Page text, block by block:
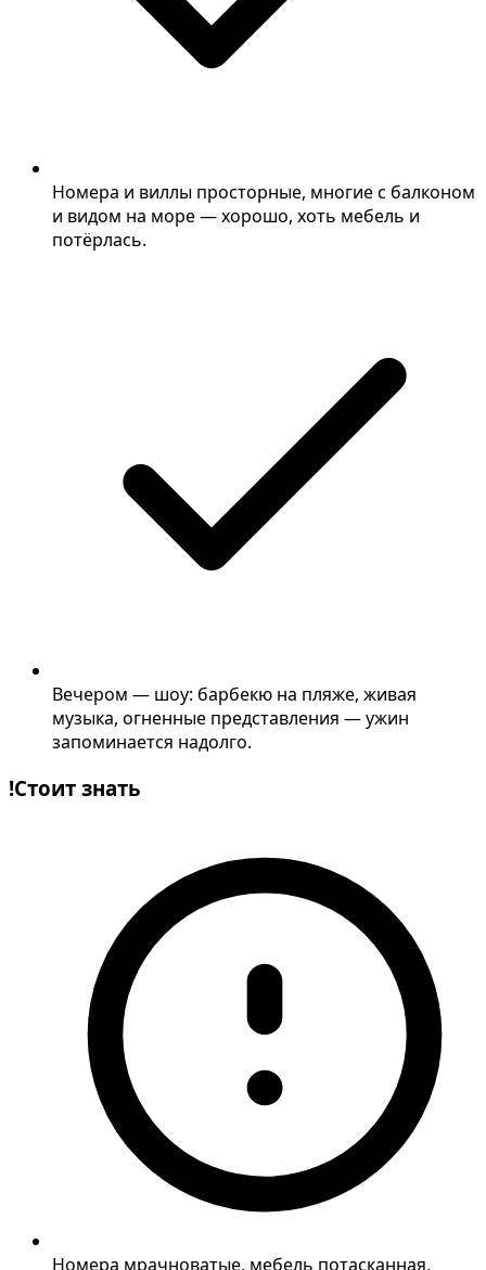
Номера и виллы просторные, многие с балконом
и видом на море — хорошо, хоть мебель и
потёрлась.
Вечером — шоу: барбекю на пляже, живая
музыка, огненные представления — ужин
запоминается надолго.
!Стоит знать
Номера мрачноватые, мебель потасканная,